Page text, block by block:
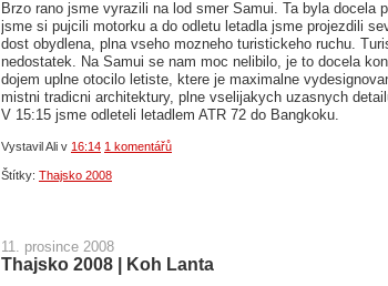
Brzo rano jsme vyrazili na lod smer Samui. Ta byla docela
jsme si pujcili motorku a do odletu letadla jsme projezdili
dost obydlena, plna vseho mozneho turistickeho ruchu.
nedostatek. Na Samui se nam moc nelibilo, je to docela
dojem uplne otocilo letiste, ktere je maximalne
mistni tradicni architektury, plne vselijakych uzasnych
V 15:15 jsme odleteli letadlem ATR 72 do Bangkoku.
Vystavil Ali v 16:14 1 komentářů
Štítky: Thajsko 2008
11. prosince 2008
Thajsko 2008 | Koh Lanta